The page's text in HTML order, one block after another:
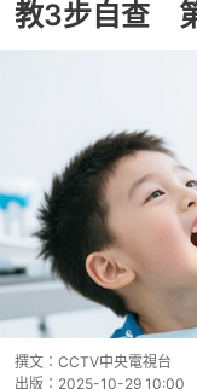
教3步自查
撰文： CCTV中央電視台
出版： 2025-10-29 10:00